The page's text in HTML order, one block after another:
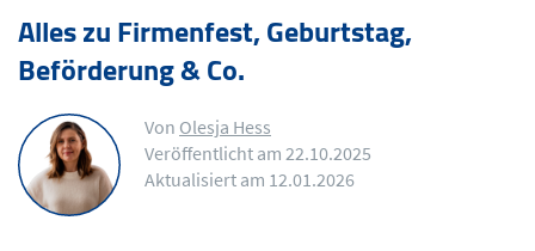
Alles zu Firmenfest, Geburtstag,
Beförderung & Co.
Von Olesja Hess
Veröffentlicht am 22.10.2025
Aktualisiert am 12.01.2026